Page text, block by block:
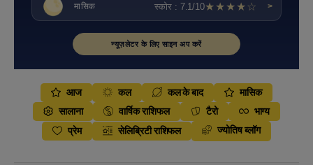
मासिक स्कोर : 7.1/10★★★★☆ >
न्यूज़लेटर के लिए साइन अप करें
आज कल कल के बाद
मासिक
सालाना
वार्षिक राशिफल टैरो
भाग्य
प्रेम
सेलिब्रिटी राशिफल ज्योतिष ब्लॉग